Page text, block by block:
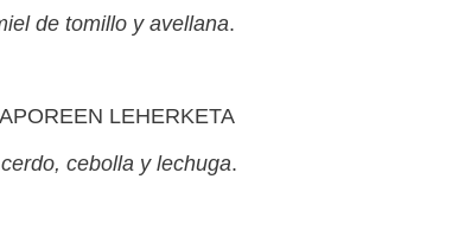
de tomillo y avellana.
LEHERKETA
cebolla y lechuga.